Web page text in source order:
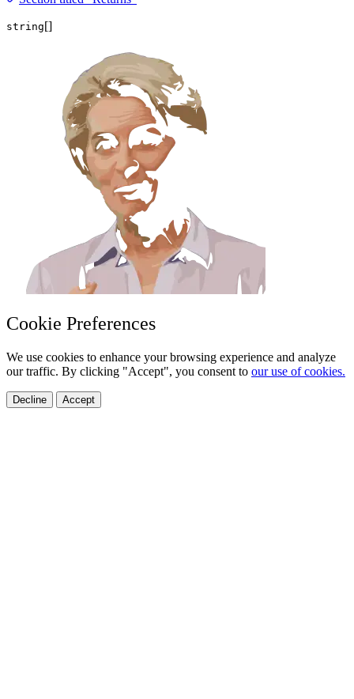
string[]
Cookie Preferences
We use cookies to enhance your browsing experience and analyze
our traffic. By clicking "Accept", you consent to our use of cookies.
Decline Accept